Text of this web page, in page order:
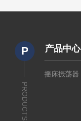
P
PRODUCTS
产品中心
摇床振荡器